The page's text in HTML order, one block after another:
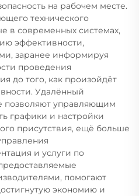
на рабочем месте.
технического
в современных системах,
эффективности,
заранее информируя
проведения
до того, как произойдёт
Удалённый
позволяют управляющим
графики и настройки
присутствия, ещё больше
и услуги по
помогают
экономию и